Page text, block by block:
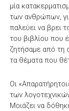
μία
των ανθρώπων,
παλεύει να βρει
του βιβλίου που
ζητήσαμε από τη
τα θέματα που
Οι
των
Μοιάζει να